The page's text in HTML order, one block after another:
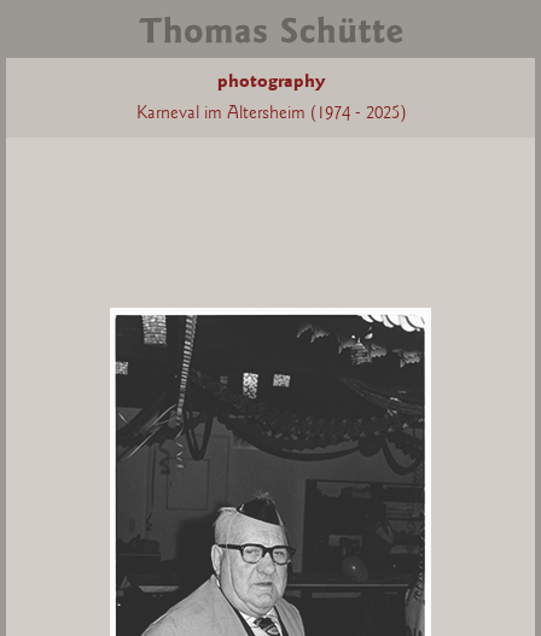
photography
Karneval im Altersheim (1974 - 2025)